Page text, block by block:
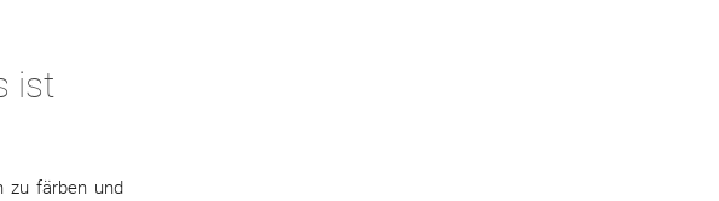
ist
zu färben und